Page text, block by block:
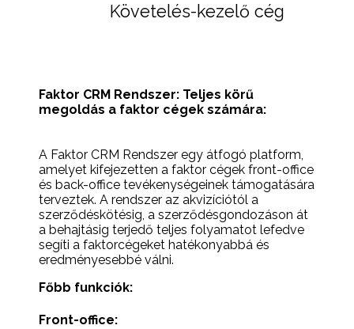
Követelés-kezelő cég
Faktor CRM Rendszer: Teljes körű
megoldás a faktor cégek számára:
A Faktor CRM Rendszer egy átfogó platform,
amelyet kifejezetten a faktor cégek front-office
és back-office tevékenységeinek támogatására
terveztek. A rendszer az akvizíciótól a
szerződéskötésig, a szerződésgondozáson át
a behajtásig terjedő teljes folyamatot lefedve
segíti a faktorcégeket hatékonyabbá és
eredményesebbé válni.
Főbb funkciók:
Front-office: